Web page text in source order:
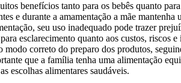
benefícios tanto para os bebês quanto
e durante a amamentação a mãe
seu uso inadequado pode trazer
esclarecimento quanto aos custos,
correto do preparo dos produtos,
que a família tenha uma alimentação
escolhas alimentares saudáveis.